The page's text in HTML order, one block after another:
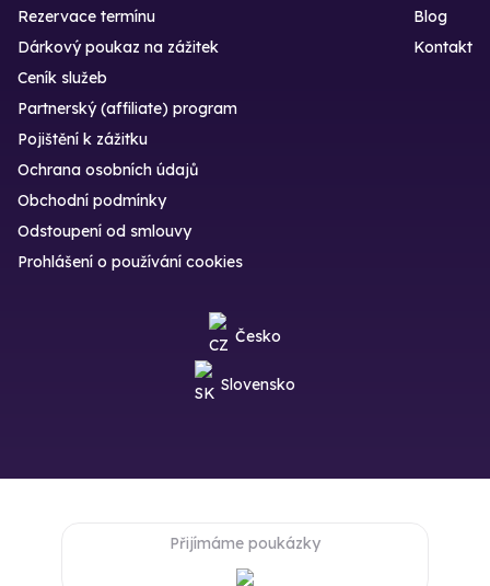
Rezervace termínu
Dárkový poukaz na zážitek
Blog
Kontakt
Ceník služeb
Partnerský (affiliate) program
Pojištění k zážitku
Ochrana osobních údajů
Obchodní podmínky
Odstoupení od smlouvy
Prohlášení o používání cookies
Česko
Slovensko
Přijímáme poukázky